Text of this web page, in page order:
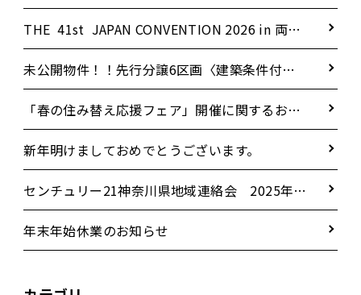
立地】新築戸建 4LDK 角地 18.5LDK
THE 41st JAPAN CONVENTION 2026 in 両国
国技館
未公開物件！！先行分譲6区画〈建築条件付
き〉
「春の住み替え応援フェア」開催に関するお知
らせ
新年明けましておめでとうございます。
センチュリー21神奈川県地域連絡会 2025年秋
季セールスラリー表彰パーティー
年末年始休業のお知らせ